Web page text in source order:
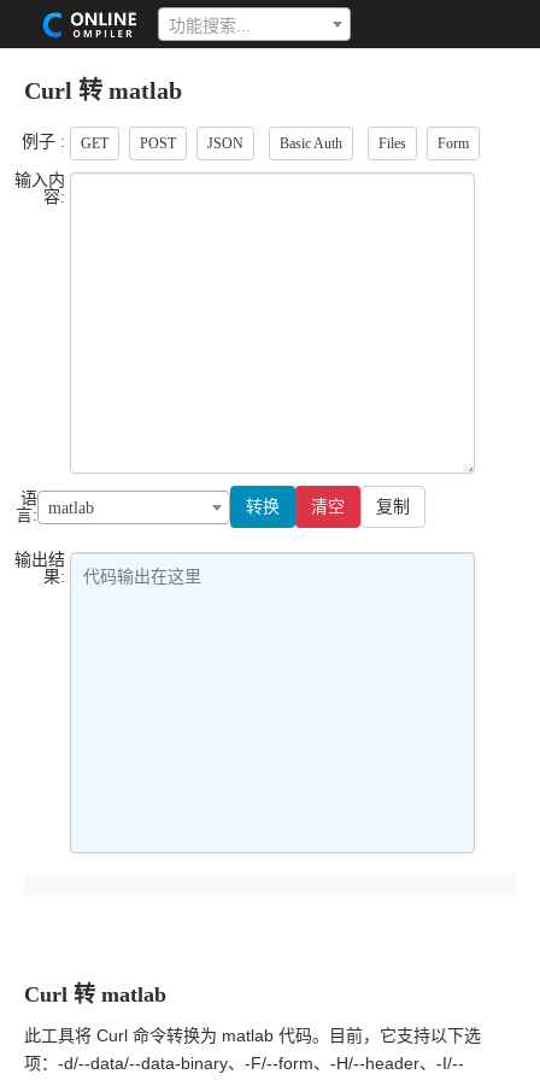
功能搜索...
Curl 转 matlab
例子 : GET POST JSON Basic Auth Files Form
输入内
容:
语
言:
matlab 转换 清空 复制
输出结
果:
代码输出在这里
Curl 转 matlab
此工具将 Curl 命令转换为 matlab 代码。目前，它支持以下选
项：-d/--data/--data-binary、-F/--form、-H/--header、-I/--